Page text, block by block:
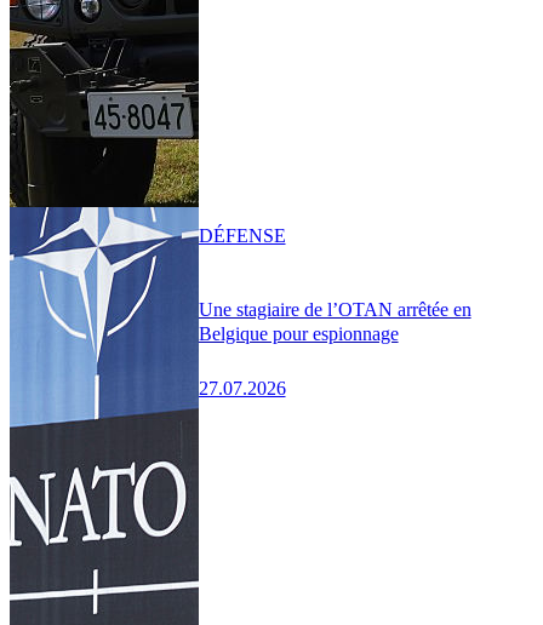
Une stagiaire de l’OTAN arrêtée en
Belgique pour espionnage
27.07.2026
DÉFENSE